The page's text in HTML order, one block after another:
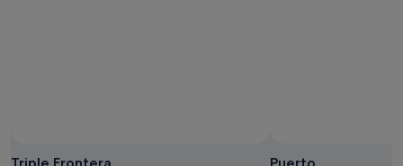
Triple Frontera Puerto